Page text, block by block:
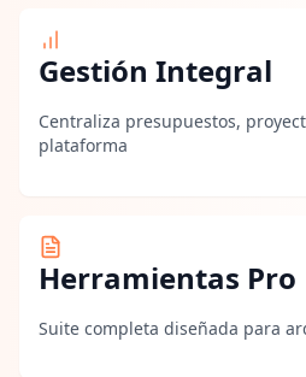
Gestión Integral
Centraliza presupuestos,
plataforma
Herramientas Pro
Suite completa diseñada para